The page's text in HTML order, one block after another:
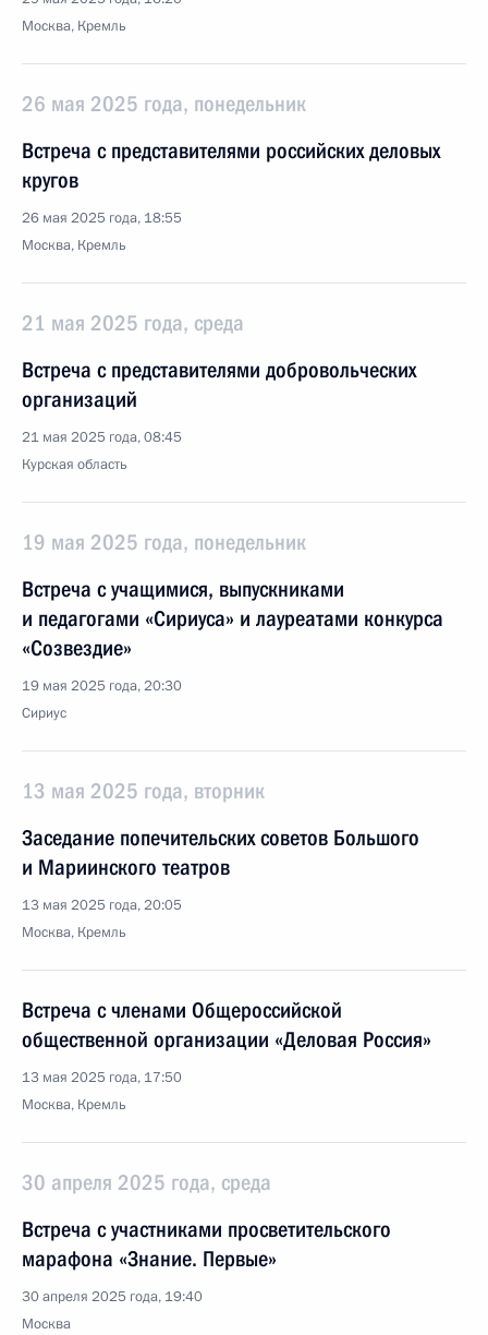
Москва, Кремль
26 мая 2025 года, понедельник
Встреча с представителями российских деловых
кругов
26 мая 2025 года, 18:55
Москва, Кремль
21 мая 2025 года, среда
Встреча с представителями добровольческих
организаций
21 мая 2025 года, 08:45
Курская область
19 мая 2025 года, понедельник
Встреча с учащимися, выпускниками
и педагогами «Сириуса» и лауреатами конкурса
«Созвездие»
19 мая 2025 года, 20:30
Сириус
13 мая 2025 года, вторник
Заседание попечительских советов Большого
и Мариинского театров
13 мая 2025 года, 20:05
Москва, Кремль
Встреча с членами Общероссийской
общественной организации «Деловая Россия»
13 мая 2025 года, 17:50
Москва, Кремль
30 апреля 2025 года, среда
Встреча с участниками просветительского
марафона «Знание. Первые»
30 апреля 2025 года, 19:40
Москва